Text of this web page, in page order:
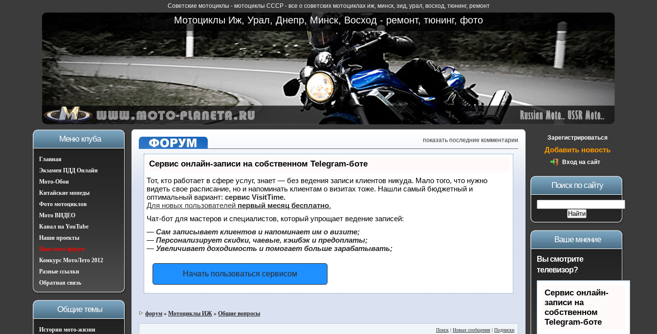
Советские мотоциклы - мотоциклы СССР - все о советских мотоциклах иж, минск, зид, урал, восход,тюнинг,ремонт
Мотоциклы Иж, Урал, Днепр, Минск, Восход - ремонт, тюнинг, фото
Меню клуба
Главная
Экзамен ПДД Онлайн
Мото-Обои
Китайские мопеды
Фото мотоциклов
Мото ВИДЕО
Канал на YouTube
Наши проекты
Наш мото-форум
Конкурс МотоЛето 2012
Разные ссылки
Обратная связь
Общие темы
Истории мото-жизни
показать последние комментарии
Сервис онлайн-записи на собственном Telegram-боте
Тот, кто работает в сфере услуг, знает — без ведения записи клиентов никуда. Мало того, что нужно
видеть свое расписание, но и напоминать клиентам о визитах тоже. Нашли самый бюджетный и
оптимальный вариант: сервис VisitTime.
Для новых пользователей первый месяц бесплатно.
Чат-бот для мастеров и специалистов, который упрощает ведение записей:
— Сам записывает клиентов и напоминает им о визите;
— Персонализирует скидки, чаевые, кэшбэк и предоплаты;
— Увеличивает доходимость и помогает больше зарабатывать;
Начать пользоваться сервисом
форум » Мотоциклы ИЖ » Общие вопросы
Поиск | Новые сообщения | Подписки
Зарегистрироваться
Добавить новость
Вход на сайт
Поиск по сайту
Ваше мнение
Вы смотрите
телевизор?
Сервис онлайн-
записи на
собственном
Telegram-боте